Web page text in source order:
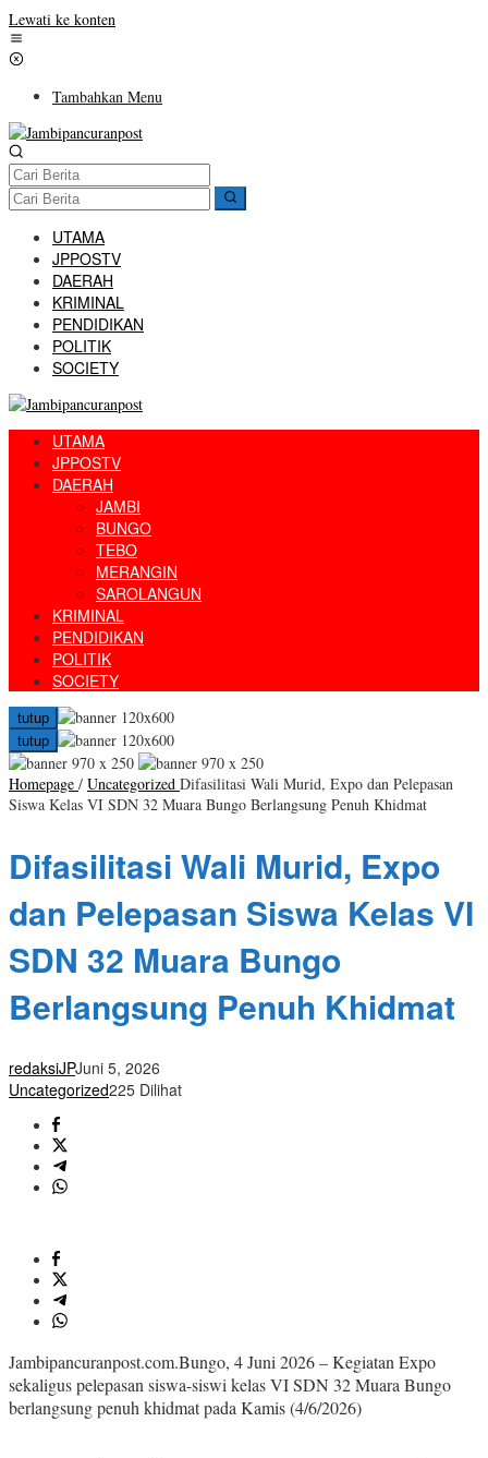
Lewati ke konten
Tambahkan Menu
UTAMA
JPPOSTV
DAERAH
KRIMINAL
PENDIDIKAN
POLITIK
SOCIETY
UTAMA
JPPOSTV
DAERAH
JAMBI
BUNGO
TEBO
MERANGIN
SAROLANGUN
KRIMINAL
PENDIDIKAN
POLITIK
SOCIETY
tutup
tutup
Homepage / Uncategorized Difasilitasi Wali Murid, Expo dan Pelepasan
Siswa Kelas VI SDN 32 Muara Bungo Berlangsung Penuh Khidmat
Difasilitasi Wali Murid, Expo
dan Pelepasan Siswa Kelas VI
SDN 32 Muara Bungo
Berlangsung Penuh Khidmat
redaksiJPJuni 5, 2026
Uncategorized225 Dilihat
Jambipancuranpost.com.Bungo, 4 Juni 2026 – Kegiatan Expo
sekaligus pelepasan siswa-siswi kelas VI SDN 32 Muara Bungo
berlangsung penuh khidmat pada Kamis (4/6/2026)